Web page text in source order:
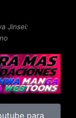
Jinsei:
para